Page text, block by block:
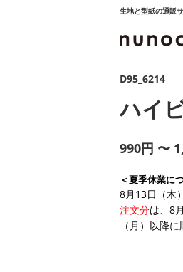
生地と型紙の通販
D95_6214
ハイ
990円 〜
＜夏季休業に
8月13日（木
注文分は、8
（月）以降